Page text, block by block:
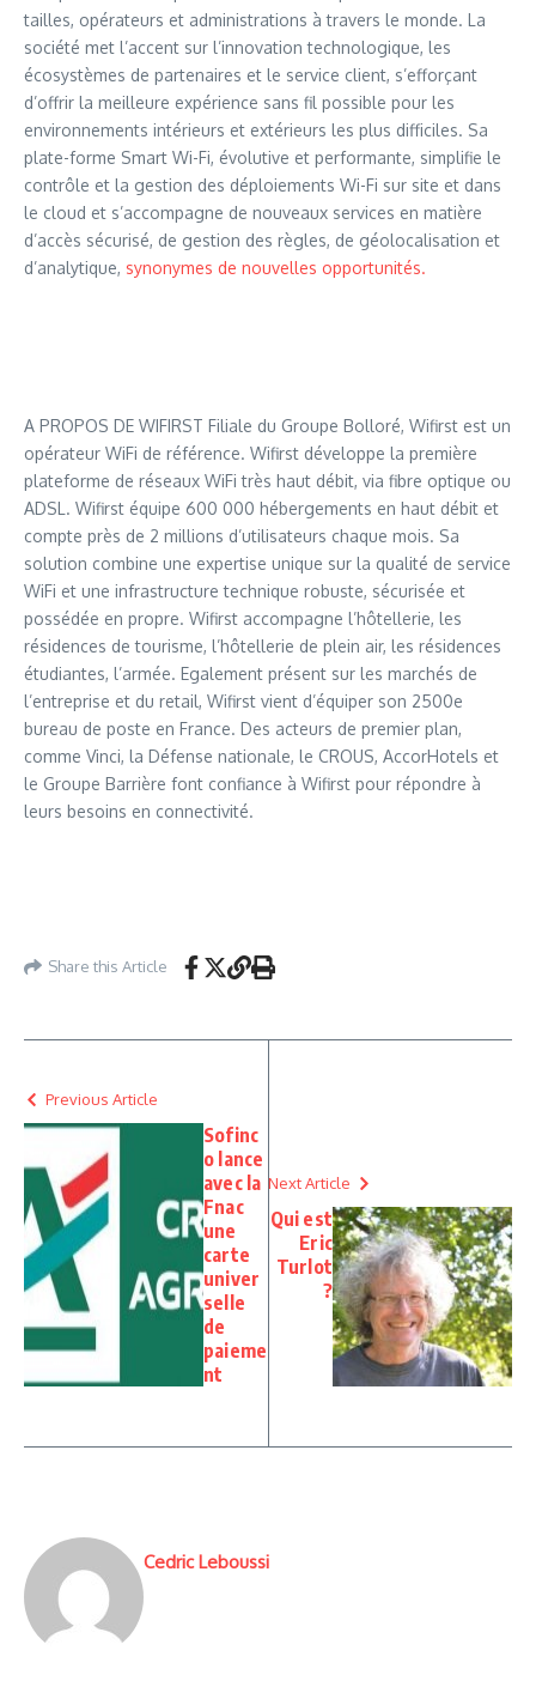
tailles, opérateurs et administrations à travers le monde. La
société met l’accent sur l’innovation technologique, les
écosystèmes de partenaires et le service client, s’efforçant
d’offrir la meilleure expérience sans fil possible pour les
environnements intérieurs et extérieurs les plus difficiles. Sa
plate-forme Smart Wi-Fi, évolutive et performante, simplifie le
contrôle et la gestion des déploiements Wi-Fi sur site et dans
le cloud et s’accompagne de nouveaux services en matière
d’accès sécurisé, de gestion des règles, de géolocalisation et
d’analytique, synonymes de nouvelles opportunités.
A PROPOS DE WIFIRST Filiale du Groupe Bolloré, Wifirst est un
opérateur WiFi de référence. Wifirst développe la première
plateforme de réseaux WiFi très haut débit, via fibre optique ou
ADSL. Wifirst équipe 600 000 hébergements en haut débit et
compte près de 2 millions d’utilisateurs chaque mois. Sa
solution combine une expertise unique sur la qualité de service
WiFi et une infrastructure technique robuste, sécurisée et
possédée en propre. Wifirst accompagne l’hôtellerie, les
résidences de tourisme, l’hôtellerie de plein air, les résidences
étudiantes, l’armée. Egalement présent sur les marchés de
l’entreprise et du retail, Wifirst vient d’équiper son 2500e
bureau de poste en France. Des acteurs de premier plan,
comme Vinci, la Défense nationale, le CROUS, AccorHotels et
le Groupe Barrière font confiance à Wifirst pour répondre à
leurs besoins en connectivité.
Share this Article
Previous Article
Sofinc
o lance
avec la
Fnac
une
carte
univer
selle
de
paieme
nt
Next Article
Qui est
Eric
Turlot
?
Cedric Leboussi